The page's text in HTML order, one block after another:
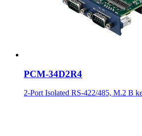
PCM-34D2R4
2-Port Isolated RS-422/485, M.2 B